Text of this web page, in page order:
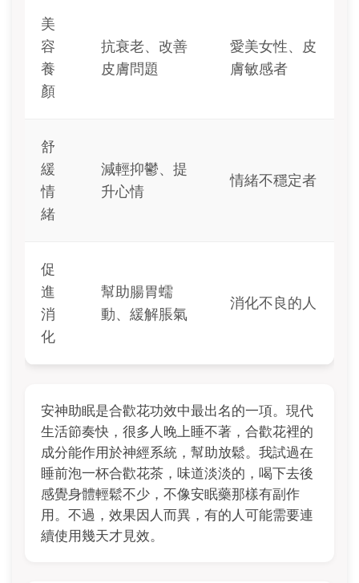
美
容
養
顏
抗衰老、改善
皮膚問題
愛美女性、皮
膚敏感者
舒
緩
情
緒
減輕抑鬱、提
升心情
情緒不穩定者
促
進
消
化
幫助腸胃蠕
動、緩解脹氣
消化不良的人
安神助眠是合歡花功效中最出名的一項。現代
生活節奏快，很多人晚上睡不著，合歡花裡的
成分能作用於神經系統，幫助放鬆。我試過在
睡前泡一杯合歡花茶，味道淡淡的，喝下去後
感覺身體輕鬆不少，不像安眠藥那樣有副作
用。不過，效果因人而異，有的人可能需要連
續使用幾天才見效。